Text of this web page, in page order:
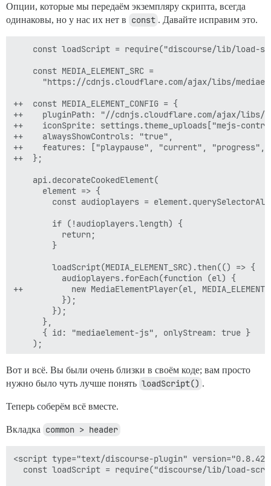
Опции, которые мы передаём экземпляру скрипта, всегда
одинаковы, но у нас их нет в const . Давайте исправим это.
const loadScript = require("discourse/lib/load-
    const MEDIA_ELEMENT_SRC =
"https://cdnjs.cloudflare.com/ajax/libs/
++  const MEDIA_ELEMENT_CONFIG = {
++    pluginPath: "//cdnjs.cloudflare.com/ajax/libs/
++    iconSprite: settings.theme_uploads["mejs-
++    alwaysShowControls: "true",
++    features: ["playpause", "current", "progress",
++  };
    api.decorateCookedElement(
      element => {
const audioplayers =
        if (!audioplayers.length) {
          return;
        }
        loadScript(MEDIA_ELEMENT_SRC).then(() => {
          audioplayers.forEach(function (el) {
++          new MediaElementPlayer(el,
          });
        });
      },
      { id: "mediaelement-js", onlyStream: true }
    );
Вот и всё. Вы были очень близки в своём коде; вам просто
нужно было чуть лучше понять loadScript() .
Теперь соберём всё вместе.
Вкладка common > header
<script type="text/discourse-plugin"
const loadScript = require("discourse/lib/load-